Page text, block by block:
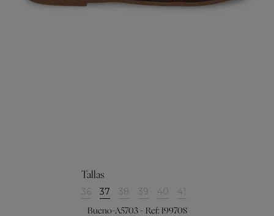
Tallas
36 37 38 39 40 41
Bueno-A5703 - Ref: 199708